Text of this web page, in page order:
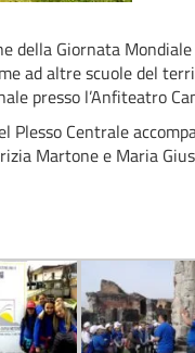
della Giornata
ad altre scuole del
presso l’Anfiteatro
Plesso Centrale
Martone e Maria